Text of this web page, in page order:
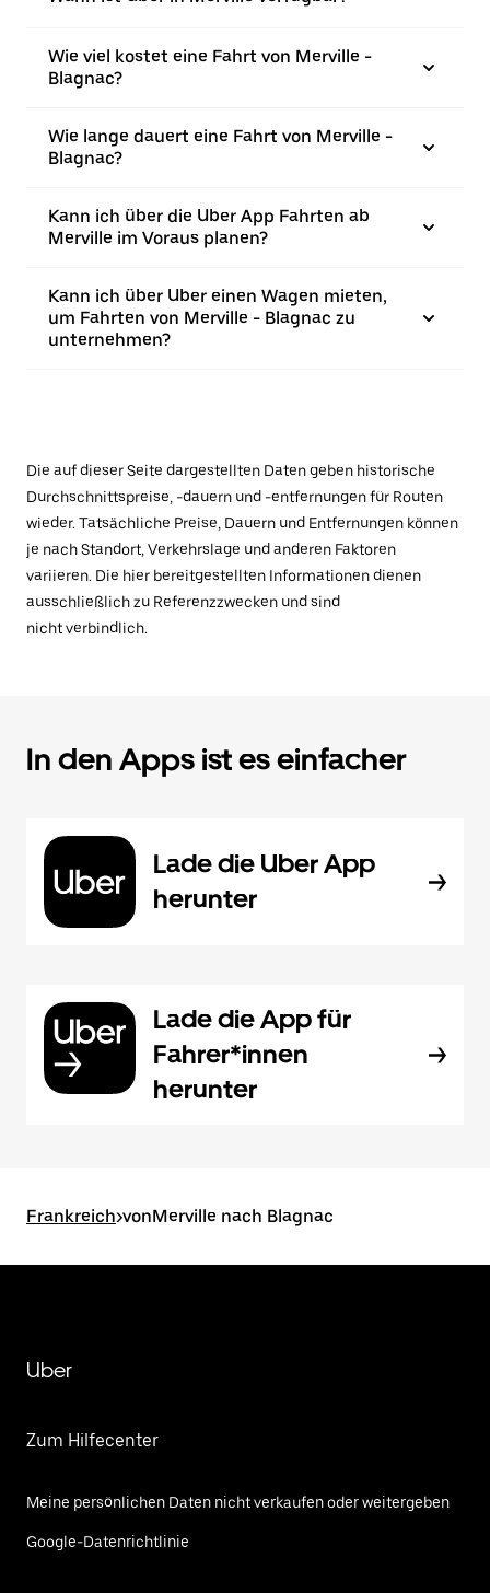
Wie viel kostet eine Fahrt von Merville -
Blagnac?
Wie lange dauert eine Fahrt von Merville -
Blagnac?
Kann ich über die Uber App Fahrten ab
Merville im Voraus planen?
Kann ich über Uber einen Wagen mieten,
um Fahrten von Merville - Blagnac zu
unternehmen?
Die auf dieser Seite dargestellten Daten geben historische
Durchschnittspreise, -dauern und -entfernungen für Routen
wieder. Tatsächliche Preise, Dauern und Entfernungen können
je nach Standort, Verkehrslage und anderen Faktoren
variieren. Die hier bereitgestellten Informationen dienen
ausschließlich zu Referenzzwecken und sind
nicht verbindlich.
In den Apps ist es einfacher
Lade die Uber App
herunter
Lade die App für
Fahrer*innen
herunter
Frankreich>vonMerville nach Blagnac
Uber
Zum Hilfecenter
Meine persönlichen Daten nicht verkaufen oder weitergeben
Google-Datenrichtlinie